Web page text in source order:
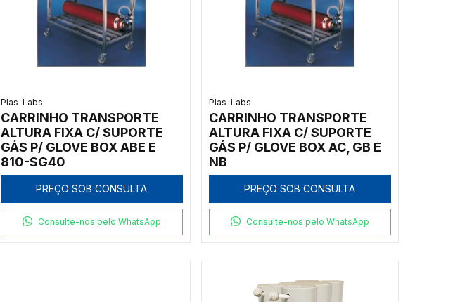
Plas-Labs
CARRINHO TRANSPORTE
ALTURA FIXA C/ SUPORTE
GÁS P/ GLOVE BOX ABE E
810-SG40
PREÇO SOB CONSULTA
Consulte-nos pelo WhatsApp
Plas-Labs
CARRINHO TRANSPORTE
ALTURA FIXA C/ SUPORTE
GÁS P/ GLOVE BOX AC, GB E
NB
PREÇO SOB CONSULTA
Consulte-nos pelo WhatsApp